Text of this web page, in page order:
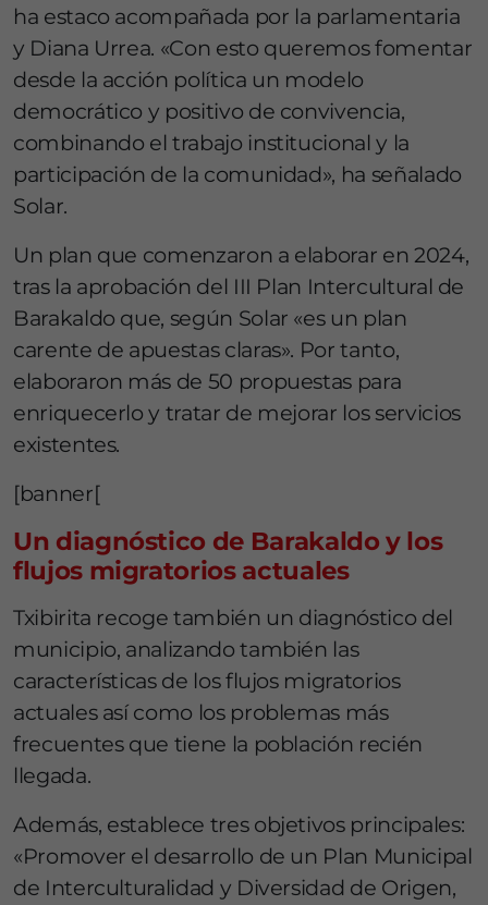
ha estaco acompañada por la parlamentaria
y Diana Urrea. «Con esto queremos fomentar
desde la acción política un modelo
democrático y positivo de convivencia,
combinando el trabajo institucional y la
participación de la comunidad», ha señalado
Solar.
Un plan que comenzaron a elaborar en 2024,
tras la aprobación del III Plan Intercultural de
Barakaldo que, según Solar «es un plan
carente de apuestas claras». Por tanto,
elaboraron más de 50 propuestas para
enriquecerlo y tratar de mejorar los servicios
existentes.
[banner[
Un diagnóstico de Barakaldo y los
flujos migratorios actuales
Txibirita recoge también un diagnóstico del
municipio, analizando también las
características de los flujos migratorios
actuales así como los problemas más
frecuentes que tiene la población recién
llegada.
Además, establece tres objetivos principales:
«Promover el desarrollo de un Plan Municipal
de Interculturalidad y Diversidad de Origen,